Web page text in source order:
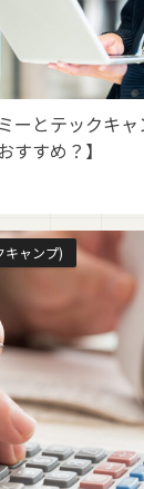
ーとテックキ
すすめ？】
キャンプ)